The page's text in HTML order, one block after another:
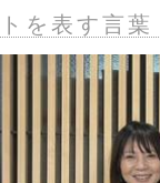
を表す言葉